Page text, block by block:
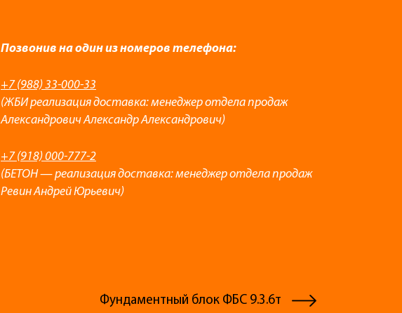
Позвонив на один из номеров телефона:
+7 (988) 33-000-33
(ЖБИ реализация доставка: менеджер отдела продаж
Александрович Александр Александрович)
+7 (918) 000-777-2
(БЕТОН — реализация доставка: менеджер отдела продаж
Ревин Андрей Юрьевич)
Фундаментный блок ФБС 9.3.6т